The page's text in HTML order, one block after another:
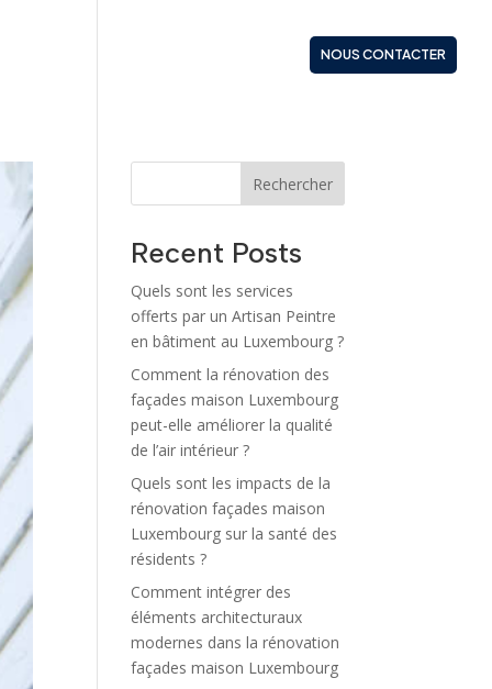
NOUS CONTACTER
Rechercher
Recent Posts
Quels sont les services
offerts par un Artisan Peintre
en bâtiment au Luxembourg ?
Comment la rénovation des
façades maison Luxembourg
peut-elle améliorer la qualité
de l’air intérieur ?
Quels sont les impacts de la
rénovation façades maison
Luxembourg sur la santé des
résidents ?
Comment intégrer des
éléments architecturaux
modernes dans la rénovation
façades maison Luxembourg